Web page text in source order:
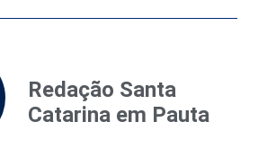
Redação Santa
Catarina em Pauta